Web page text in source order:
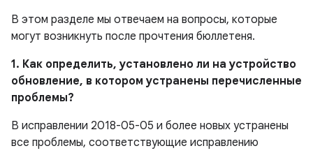
В этом разделе мы отвечаем на вопросы, которые
могут возникнуть после прочтения бюллетеня.
1. Как определить, установлено ли на устройство
обновление, в котором устранены перечисленные
проблемы?
В исправлении 2018-05-05 и более новых устранены
все проблемы, соответствующие исправлению